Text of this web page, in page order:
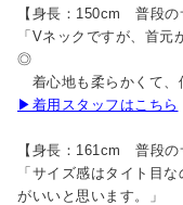
【身長：150cm 普段
「Vネックですが、首
◎
着心地も柔らかくて、
▶着用スタッフはこちら
【身長：161cm 普段
「サイズ感はタイト目
がいいと思います。」